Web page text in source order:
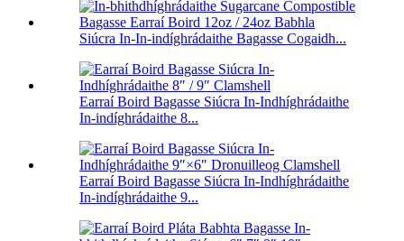
Siúcra In-In-indíghrádaithe Bagasse Cogaidh...
Earraí Boird Bagasse Siúcra In-Indhíghrádaithe
In-indíghrádaithe 8...
Earraí Boird Bagasse Siúcra In-Indhíghrádaithe
In-indíghrádaithe 9...